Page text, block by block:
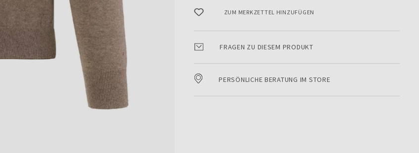
ZUM MERKZETTEL HINZUFÜGEN
FRAGEN ZU DIESEM PRODUKT
PERSÖNLICHE BERATUNG IM STORE